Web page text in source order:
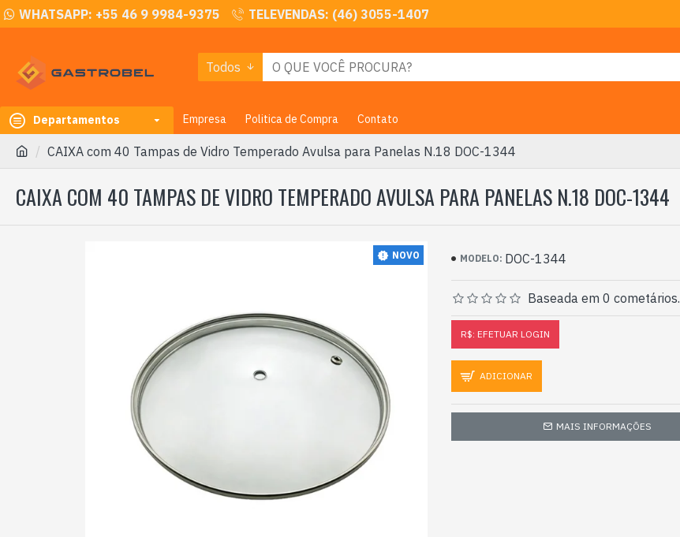
WHATSAPP: +55 46 9 9984-9375 TELEVENDAS: (46) 3055-1407
Todos
Departamentos Empresa Politica de Compra Contato
CAIXA com 40 Tampas de Vidro Temperado Avulsa para Panelas N.18 DOC-1344
CAIXA COM 40 TAMPAS DE VIDRO TEMPERADO AVULSA PARA PANELAS N.18 DOC-1344
NOVO MODELO: DOC-1344
Baseada em 0 cometários.
R$: EFETUAR LOGIN
ADICIONAR
MAIS INFORMAÇÕES